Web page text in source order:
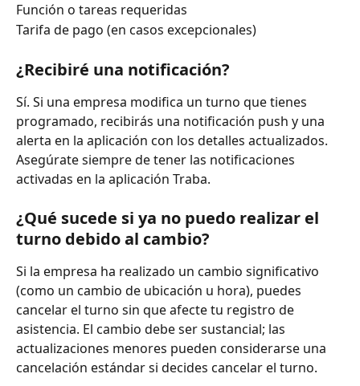
Función o tareas requeridas
Tarifa de pago (en casos excepcionales)
¿Recibiré una notificación?
Sí. Si una empresa modifica un turno que tienes
programado, recibirás una notificación push y una
alerta en la aplicación con los detalles actualizados.
Asegúrate siempre de tener las notificaciones
activadas en la aplicación Traba.
¿Qué sucede si ya no puedo realizar el
turno debido al cambio?
Si la empresa ha realizado un cambio significativo
(como un cambio de ubicación u hora), puedes
cancelar el turno sin que afecte tu registro de
asistencia. El cambio debe ser sustancial; las
actualizaciones menores pueden considerarse una
cancelación estándar si decides cancelar el turno.